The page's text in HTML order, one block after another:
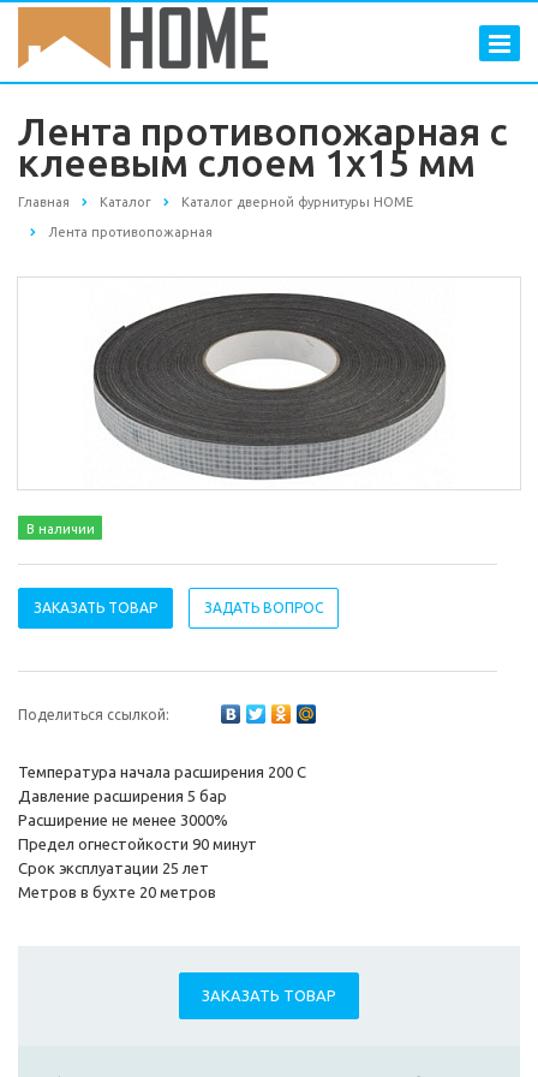
Лента противопожарная с
клеевым слоем 1х15 мм
Главная Каталог Каталог дверной фурнитуры HOME
Лента противопожарная
В наличии
ЗАКАЗАТЬ ТОВАР ЗАДАТЬ ВОПРОС
Поделиться ссылкой:
Температура начала расширения 200 C
Давление расширения 5 бар
Расширение не менее 3000%
Предел огнестойкости 90 минут
Срок эксплуатации 25 лет
Метров в бухте 20 метров
ЗАКАЗАТЬ ТОВАР